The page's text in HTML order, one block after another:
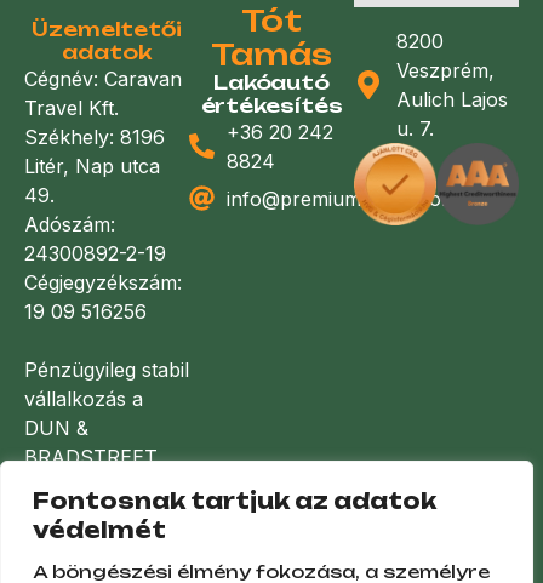
Fontosnak tartjuk az adatok
védelmét
A böngészési élmény fokozása, a személyre
Üzemeltetői
adatok
Cégnév: Caravan
Travel Kft.
Székhely: 8196
Litér, Nap utca
49.
Adószám:
24300892-2-19
Cégjegyzékszám:
19 09 516256
Pénzügyileg stabil
vállalkozás a
DUN &
BRADSTREET
alapján
Tót
Tamás
Lakóautó
értékesítés
+36 20 242
8824
info@premiumlakoauto.hu
8200
Veszprém,
Aulich Lajos
u. 7.